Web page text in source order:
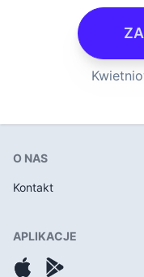
O NAS
Kontakt
APLIKACJE